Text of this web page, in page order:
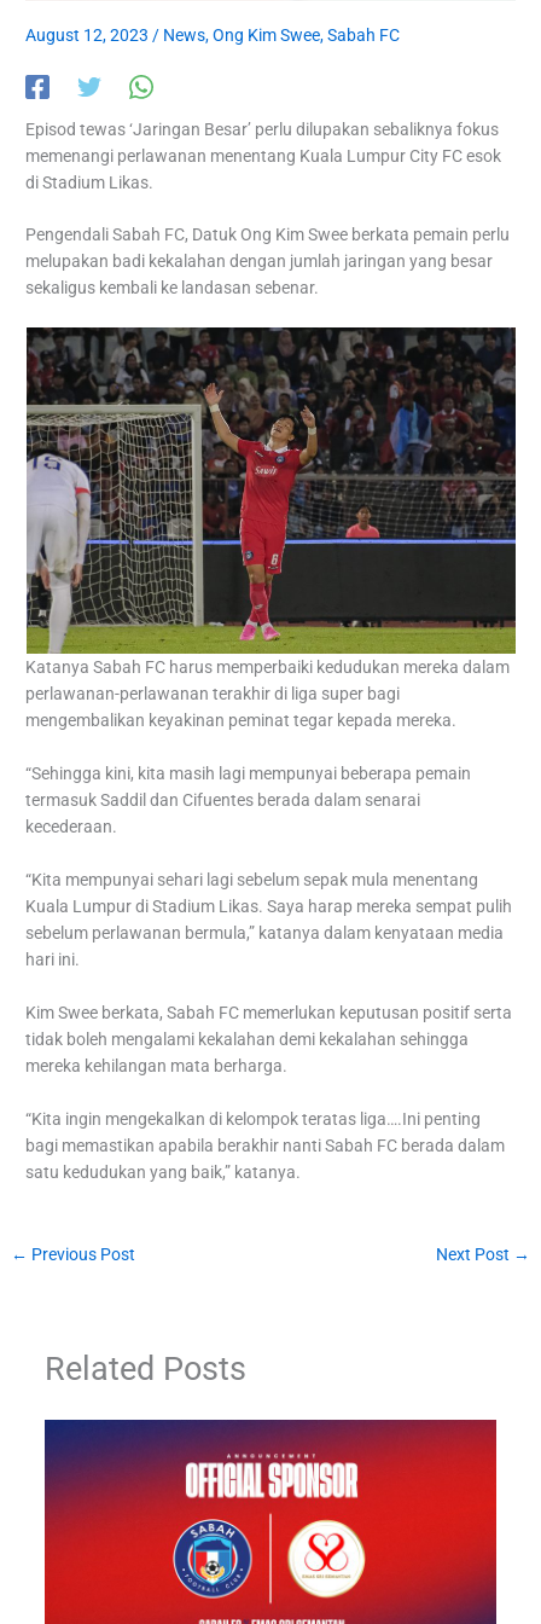
August 12, 2023/ News,Ong Kim Swee,Sabah FC
Episod tewas ‘Jaringan Besar’ perlu dilupakan sebaliknya fokus
memenangi perlawanan menentang Kuala Lumpur City FC esok
di Stadium Likas.
Pengendali Sabah FC, Datuk Ong Kim Swee berkata pemain perlu
melupakan badi kekalahan dengan jumlah jaringan yang besar
sekaligus kembali ke landasan sebenar.
Katanya Sabah FC harus memperbaiki kedudukan mereka dalam
perlawanan-perlawanan terakhir di liga super bagi
mengembalikan keyakinan peminat tegar kepada mereka.
“Sehingga kini, kita masih lagi mempunyai beberapa pemain
termasuk Saddil dan Cifuentes berada dalam senarai
kecederaan.
“Kita mempunyai sehari lagi sebelum sepak mula menentang
Kuala Lumpur di Stadium Likas. Saya harap mereka sempat pulih
sebelum perlawanan bermula,” katanya dalam kenyataan media
hari ini.
Kim Swee berkata, Sabah FC memerlukan keputusan positif serta
tidak boleh mengalami kekalahan demi kekalahan sehingga
mereka kehilangan mata berharga.
“Kita ingin mengekalkan di kelompok teratas liga….Ini penting
bagi memastikan apabila berakhir nanti Sabah FC berada dalam
satu kedudukan yang baik,” katanya.
← Previous Post Next Post →
Related Posts